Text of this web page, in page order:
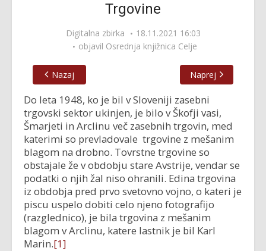
Trgovine
Digitalna zbirka
18.11.2021 16:03
objavil Osrednja knjižnica Celje
Nazaj Naprej
Do leta 1948, ko je bil v Sloveniji zasebni
trgovski sektor ukinjen, je bilo v Škofji vasi,
Šmarjeti in Arclinu več zasebnih trgovin, med
katerimi so prevladovale trgovine z mešanim
blagom na drobno. Tovrstne trgovine so
obstajale že v obdobju stare Avstrije, vendar se
podatki o njih žal niso ohranili. Edina trgovina
iz obdobja pred prvo svetovno vojno, o kateri je
piscu uspelo dobiti celo njeno fotografijo
(razglednico), je bila trgovina z mešanim
blagom v Arclinu, katere lastnik je bil Karl
Marin.[1]